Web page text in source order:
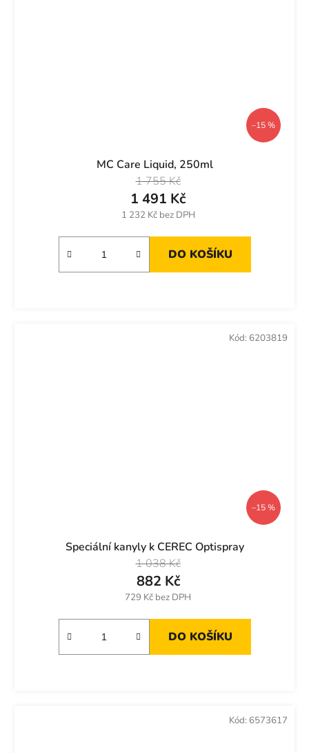
–15 %
MC Care Liquid, 250ml
1 232 Kč bez DPH
1 491 Kč
1 755 Kč
DO KOŠÍKU
–15 %
Speciální kanyly k CEREC Optispray
729 Kč bez DPH
882 Kč
1 038 Kč
DO KOŠÍKU
Kód: 6203819
Kód: 6573617